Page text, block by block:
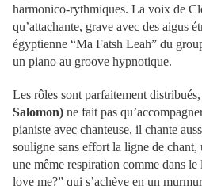
harmonico-rythmiques. La voix de
qu’attachante, grave avec des aigus
égyptienne “Ma Fatsh Leah” du
un piano au groove hypnotique.
Les rôles sont parfaitement distribués,
Salomon) ne fait pas
pianiste avec chanteuse, il chante
souligne sans effort la ligne de chant,
une même respiration comme dans le
love me?” qui s’achève en un